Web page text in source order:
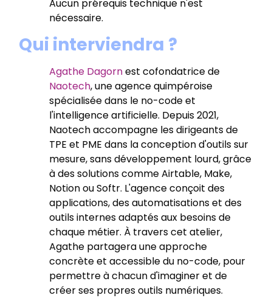
Aucun prérequis technique n'est
nécessaire.
Qui interviendra ?
Agathe Dagornest cofondatrice de
Naotech, une agence quimpéroise
spécialisée dans le no-code et
l'intelligence artificielle. Depuis 2021,
Naotech accompagne les dirigeants de
TPE et PME dans la conception d'outils sur
mesure, sans développement lourd, grâce
à des solutions comme Airtable, Make,
Notion ou Softr. L'agence conçoit des
applications, des automatisations et des
outils internes adaptés aux besoins de
chaque métier. À travers cet atelier,
Agathe partagera une approche
concrète et accessible du no-code, pour
permettre à chacun d'imaginer et de
créer ses propres outils numériques.